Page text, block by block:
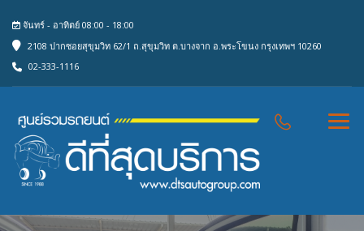
จันทร์ - อาทิตย์ 08:00 - 18:00
2108 ปากซอยสุขุมวิท 62/1 ถ.สุขุมวิท ต.บางจาก อ.พระโขนง กรุงเทพฯ 10260
02-333-1116